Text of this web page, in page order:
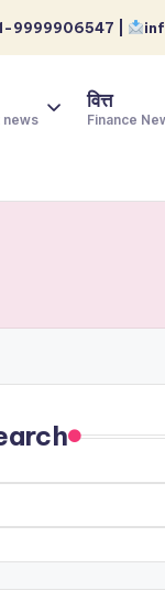
9999906547 |
news
वित्त
Finance